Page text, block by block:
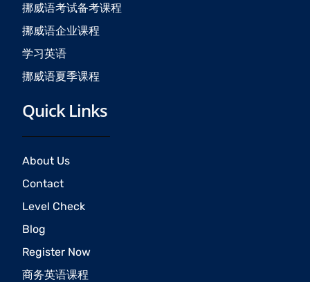
挪威语考试备考课程
挪威语企业课程
学习英语
挪威语夏季课程
Quick Links
About Us
Contact
Level Check
Blog
Register Now
商务英语课程